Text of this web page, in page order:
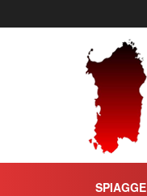
SPIAGGE